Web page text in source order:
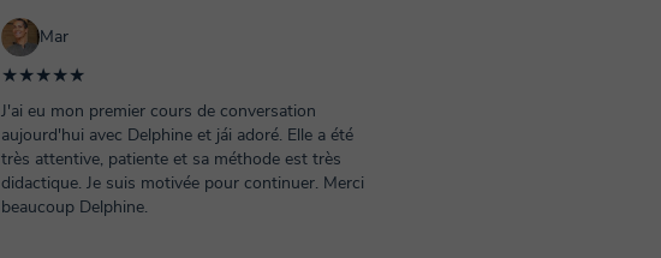
Mar
★★★★★
J'ai eu mon premier cours de conversation
aujourd'hui avec Delphine et jái adoré. Elle a été
très attentive, patiente et sa méthode est très
didactique. Je suis motivée pour continuer. Merci
beaucoup Delphine.